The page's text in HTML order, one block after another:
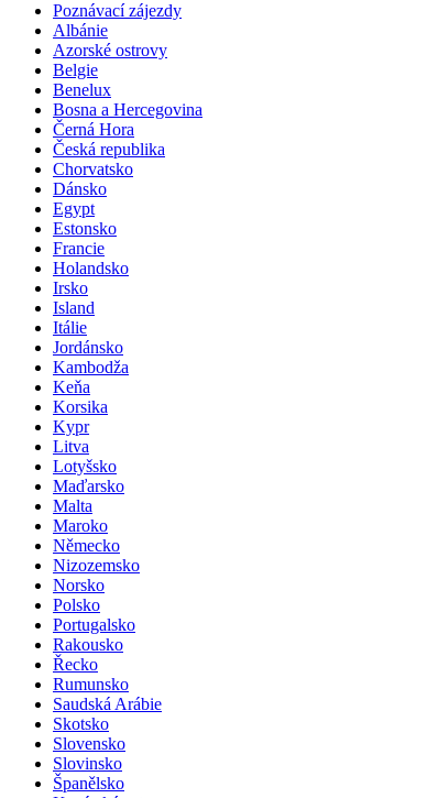
Poznávací zájezdy
Albánie
Azorské ostrovy
Belgie
Benelux
Bosna a Hercegovina
Černá Hora
Česká republika
Chorvatsko
Dánsko
Egypt
Estonsko
Francie
Holandsko
Irsko
Island
Itálie
Jordánsko
Kambodža
Keňa
Korsika
Kypr
Litva
Lotyšsko
Maďarsko
Malta
Maroko
Německo
Nizozemsko
Norsko
Polsko
Portugalsko
Rakousko
Řecko
Rumunsko
Saudská Arábie
Skotsko
Slovensko
Slovinsko
Španělsko